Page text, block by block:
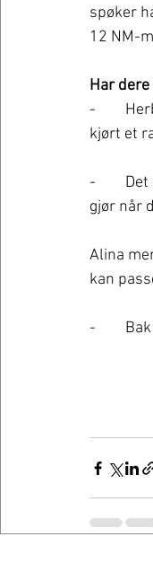
spøker
12 NM-
Har
-	Herbjørn har sett meg kjøre før, så bak rattet kommer jeg nok ikke til å sitte, men vi har
kjørt et
-	Det er Alina som har fått meg til å lære noter, så hun har stålkontroll som i det meste hun
gjør når
Alina
kan
-